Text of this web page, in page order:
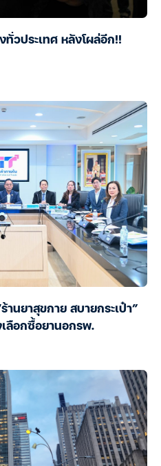
ทั่วประเทศ หลังโผล่อีก!!
นยาสุขกาย สบายกระเป๋า”
เลือกซื้อยานอกรพ.